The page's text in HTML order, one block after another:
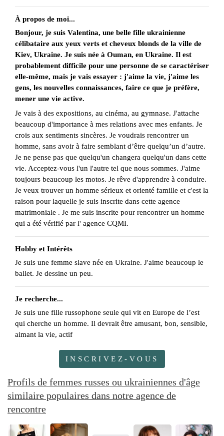
À propos de moi...
Bonjour, je suis Valentina, une belle fille ukrainienne
célibataire aux yeux verts et cheveux blonds de la ville de
Kiev, Ukraine. Je suis née à Ouman, en Ukraine. Il est
probablement difficile pour une personne de se caractériser
elle-même, mais je vais essayer : j'aime la vie, j'aime les
gens, les nouvelles connaissances, faire ce que je préfère,
mener une vie active.
Je vais à des expositions, au cinéma, au gymnase. J'attache
beaucoup d'importance à mes relations avec mes enfants. Je
crois aux sentiments sincères. Je voudrais rencontrer un
homme, sans avoir à faire semblant d’être quelqu’un d’autre.
Je ne pense pas que quelqu'un changera quelqu'un dans cette
vie. Acceptez-vous l'un l'autre tel que nous sommes. J'aime
toujours beaucoup les motos. Je rêve d'apprendre à conduire.
Je veux trouver un homme sérieux et orienté famille et c'est la
raison pour laquelle je suis inscrite dans cette agence
matrimoniale . Je me suis inscrite pour rencontrer un homme
qui a été vérifié par l' agence CQMI.
Hobby et Intérêts
Je suis une femme slave née en Ukraine. J'aime beaucoup le
ballet. Je dessine un peu.
Je recherche...
Je suis une fille russophone seule qui vit en Europe de l’est
qui cherche un homme. Il devrait être amusant, bon, sensible,
aimant la vie, actif
INSCRIVEZ-VOUS
Profils de femmes russes ou ukrainiennes d'âge
similaire populaires dans notre agence de
rencontre